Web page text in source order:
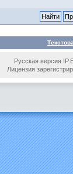
Русская версия
Лицензия